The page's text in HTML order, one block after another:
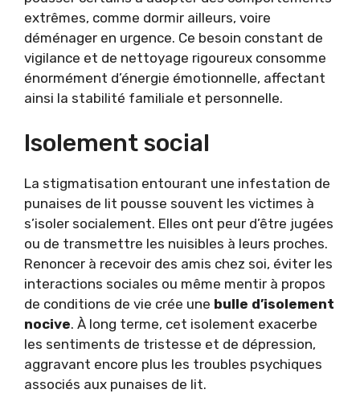
extrêmes, comme dormir ailleurs, voire
déménager en urgence. Ce besoin constant de
vigilance et de nettoyage rigoureux consomme
énormément d’énergie émotionnelle, affectant
ainsi la stabilité familiale et personnelle.
Isolement social
La stigmatisation entourant une infestation de
punaises de lit pousse souvent les victimes à
s’isoler socialement. Elles ont peur d’être jugées
ou de transmettre les nuisibles à leurs proches.
Renoncer à recevoir des amis chez soi, éviter les
interactions sociales ou même mentir à propos
de conditions de vie crée une bulle d’isolement
nocive. À long terme, cet isolement exacerbe
les sentiments de tristesse et de dépression,
aggravant encore plus les troubles psychiques
associés aux punaises de lit.